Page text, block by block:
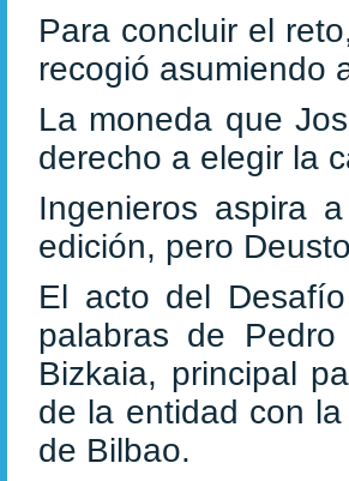
Para concluir el
recogió asumiendo
La moneda que
derecho a elegir la
Ingenieros aspira
edición, pero
El acto del
palabras de
Bizkaia, principal
de la entidad con
de Bilbao.